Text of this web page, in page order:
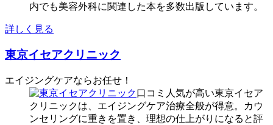
内でも美容外科に関連した本を多数出版しています。
詳しく見る
東京イセアクリニック
エイジングケアならお任せ！
口コミ人気が高い東京イセア
クリニックは、エイジングケア治療全般が得意。カウ
ンセリングに重きを置き、理想の仕上がりになると評